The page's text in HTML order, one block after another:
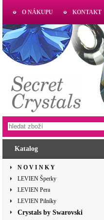
Katalog
N O V I N K Y
LEVIEN Šperky
LEVIEN Pera
LEVIEN Pilníky
Crystals by Swarovski
O NÁKUPU KONTAKT
www.aktual-